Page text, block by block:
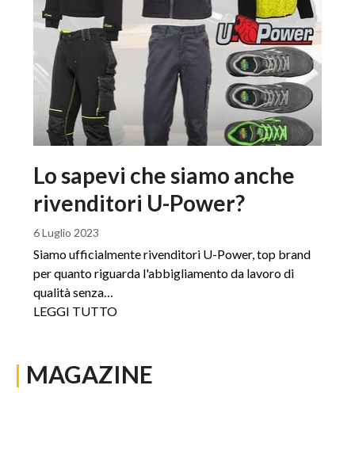
Lo sapevi che siamo anche
rivenditori U-Power?
6 Luglio 2023
Siamo ufficialmente rivenditori U-Power, top brand
per quanto riguarda l'abbigliamento da lavoro di
qualità senza…
LEGGI TUTTO
| MAGAZINE